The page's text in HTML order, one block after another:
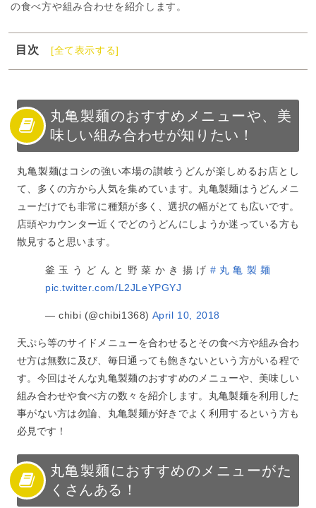
の食べ方や組み合わせを紹介します。
目次
[全て表示する]
1
丸亀製麺のおすすめメニューや、美味しい組み合わせが
2
丸亀製麺におすすめのメニューがたくさんある！
3
丸亀製麺のおすすめメニュー【牛すき釜玉】
4
丸亀製麺のおすすめメニュー【釜揚げうどん】
5
丸亀製麺のおすすめメニュー【ぶっかけ】
6
丸亀製麺のおすすめメニュー【天ぷら】
7
丸亀製麺のおすすめメニュー【おむすび・おむすび】
丸亀製麺のおすすめの組み合わせ・食べ方【薬味をたっ
ぷりと】
丸亀製麺のおすすめの組み合わせ・食べ方【天ぷらと一
緒に】
丸亀製麺のおすすめの組み合わせ・食べ方【お茶漬け】
12
美味しいうどんや天ぷらを食べるなら丸亀製麺がおすす
め！
丸亀製麺のおすすめメニューや、美
味しい組み合わせが知りたい！
丸亀製麺はコシの強い本場の讃岐うどんが楽しめるお店とし
て、多くの方から人気を集めています。丸亀製麺はうどんメニ
ューだけでも非常に種類が多く、選択の幅がとても広いです。
店頭やカウンター近くでどのうどんにしようか迷っている方も
散見すると思います。
釜玉うどんと野菜かき揚げ #丸亀製麺
pic.twitter.com/L2JLeYPGYJ
— chibi (@chibi1368) April 10, 2018
天ぷら等のサイドメニューを合わせるとその食べ方や組み合わ
せ方は無数に及び、毎日通っても飽きないという方がいる程で
す。今回はそんな丸亀製麺のおすすめのメニューや、美味しい
組み合わせや食べ方の数々を紹介します。丸亀製麺を利用した
事がない方は勿論、丸亀製麺が好きでよく利用するという方も
必見です！
丸亀製麺におすすめのメニューがた
くさんある！